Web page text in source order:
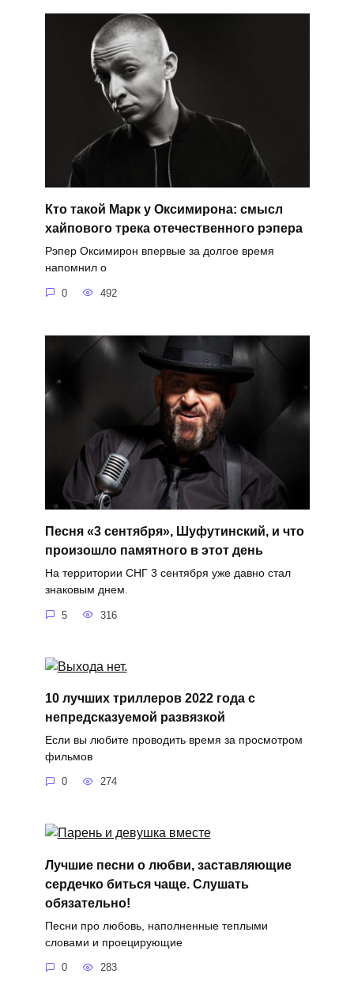
Кто такой Марк у Оксимирона: смысл
хайпового трека отечественного рэпера
Рэпер Оксимирон впервые за долгое время
напомнил о
0 492
Песня «3 сентября», Шуфутинский, и что
произошло памятного в этот день
На территории СНГ 3 сентября уже давно стал
знаковым днем.
5 316
10 лучших триллеров 2022 года с
непредсказуемой развязкой
Если вы любите проводить время за просмотром
фильмов
0 274
Лучшие песни о любви, заставляющие
сердечко биться чаще. Слушать
обязательно!
Песни про любовь, наполненные теплыми
словами и проецирующие
0 283